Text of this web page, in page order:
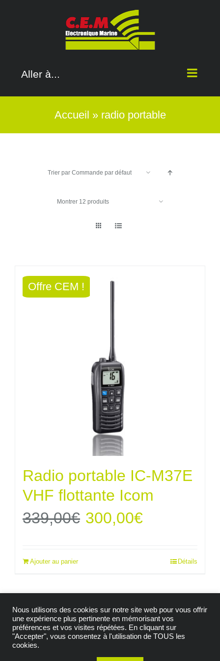
Aller à...
Accueil » radio portable
Trier par Commande par défaut
Montrer 12 produits
Offre CEM !
Radio portable IC-M37E
VHF flottante Icom
339,00€ Le
était :
339,00€.
300,00€Le
actuel
est :
300,00€.
Ajouter au panier Détails
© Copyright 2009 -2026| Tous droits réservés |
Mention Légales
Nous utilisons des cookies sur notre site web pour vous offrir
une expérience plus pertinente en mémorisant vos
préférences et vos visites répétées. En cliquant sur
"Accepter", vous consentez à l'utilisation de TOUS les
cookies.